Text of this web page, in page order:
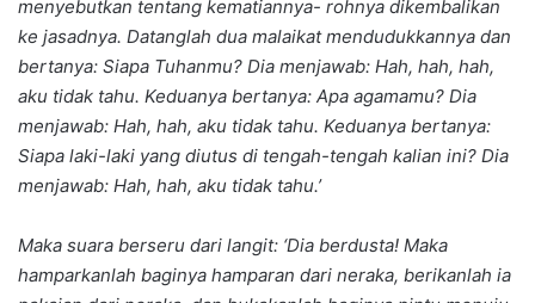
menyebutkan tentang kematiannya- rohnya dikembalikan
ke jasadnya. Datanglah dua malaikat mendudukkannya dan
bertanya: Siapa Tuhanmu? Dia menjawab: Hah, hah, hah,
aku tidak tahu. Keduanya bertanya: Apa agamamu? Dia
menjawab: Hah, hah, aku tidak tahu. Keduanya bertanya:
Siapa laki-laki yang diutus di tengah-tengah kalian ini? Dia
menjawab: Hah, hah, aku tidak tahu.’
Maka suara berseru dari langit: ‘Dia berdusta! Maka
hamparkanlah baginya hamparan dari neraka, berikanlah ia